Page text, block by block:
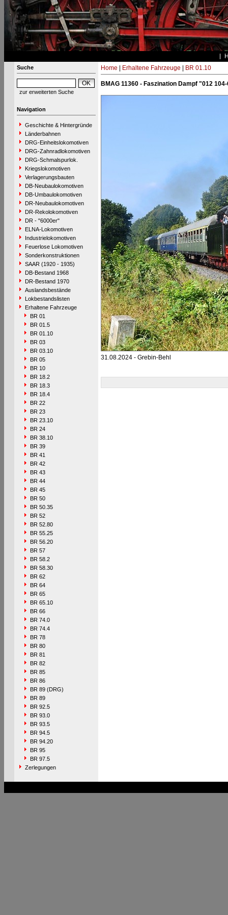
Suche
zur erweiterten Suche
Navigation
Geschichte & Hintergründe
Länderbahnen
DRG-Einheitslokomotiven
DRG-Zahnradlokomotiven
DRG-Schmalspurlok.
Kriegslokomotiven
Verlagerungsbauten
DB-Neubaulokomotiven
DB-Umbaulokomotiven
DR-Neubaulokomotiven
DR-Rekolokomotiven
DR - "6000er"
ELNA-Lokomotiven
Industrielokomotiven
Feuerlose Lokomotiven
Sonderkonstruktionen
SAAR (1920 - 1935)
DB-Bestand 1968
DR-Bestand 1970
Auslandsbestände
Lokbestandslisten
Erhaltene Fahrzeuge
BR 01
BR 01.5
BR 01.10
BR 03
BR 03.10
BR 05
BR 10
BR 18.2
BR 18.3
BR 18.4
BR 22
BR 23
BR 23.10
BR 24
BR 38.10
BR 39
BR 41
BR 42
BR 43
BR 44
BR 45
BR 50
BR 50.35
BR 52
BR 52.80
BR 55.25
BR 56.20
BR 57
BR 58.2
BR 58.30
BR 62
BR 64
BR 65
BR 65.10
BR 66
BR 74.0
BR 74.4
BR 78
BR 80
BR 81
BR 82
BR 85
BR 86
BR 89 (DRG)
BR 89
BR 92.5
BR 93.0
BR 93.5
BR 94.5
BR 94.20
BR 95
BR 97.5
Zerlegungen
Home Erhaltene Fahrzeuge BR 01.10
BMAG 11360 - Faszination Dampf "012
31.08.2024 - Grebin-Behl